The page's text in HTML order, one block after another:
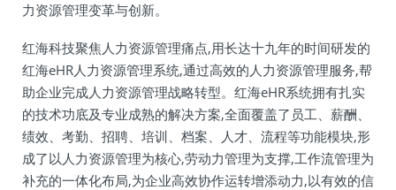
力资源管理变革与创新。
红海科技聚焦人力资源管理痛点,用长达十九年的时间研发的
红海eHR人力资源管理系统,通过高效的人力资源管理服务,帮
助企业完成人力资源管理战略转型。红海eHR系统拥有扎实
的技术功底及专业成熟的解决方案,全面覆盖了员工、薪酬、
绩效、考勤、招聘、培训、档案、人才、流程等功能模块,形
成了以人力资源管理为核心,劳动力管理为支撑,工作流管理为
补充的一体化布局,为企业高效协作运转增添动力,以有效的信